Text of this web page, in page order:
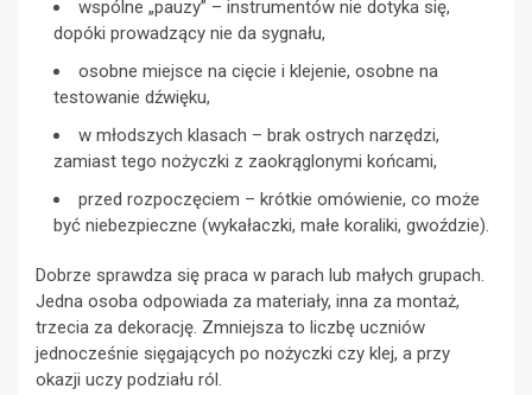
wspólne „pauzy” – instrumentów nie dotyka się,
dopóki prowadzący nie da sygnału,
osobne miejsce na cięcie i klejenie, osobne na
testowanie dźwięku,
w młodszych klasach – brak ostrych narzędzi,
zamiast tego nożyczki z zaokrąglonymi końcami,
przed rozpoczęciem – krótkie omówienie, co może
być niebezpieczne (wykałaczki, małe koraliki, gwoździe).
Dobrze sprawdza się praca w parach lub małych grupach.
Jedna osoba odpowiada za materiały, inna za montaż,
trzecia za dekorację. Zmniejsza to liczbę uczniów
jednocześnie sięgających po nożyczki czy klej, a przy
okazji uczy podziału ról.